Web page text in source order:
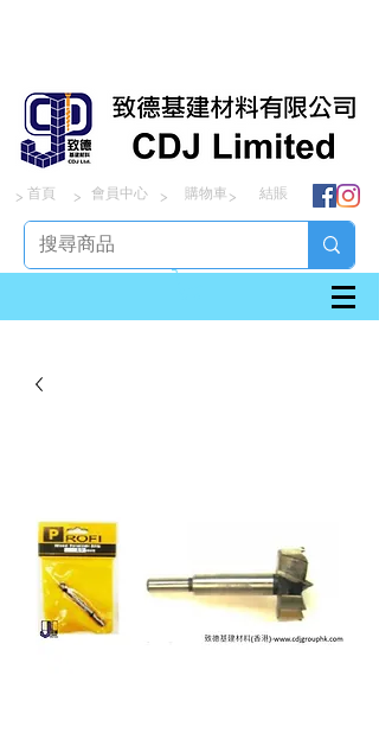
> > > >
首頁 會員中心 購物車 結賬